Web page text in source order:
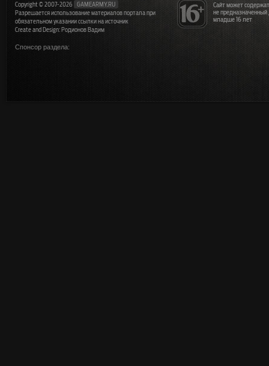
Сайт может
не
младше 16 лет
Copyright © 2007-2026
GAMEARMY.RU
Разрешается использование материалов портала при
обязательном указании ссылки на источник
Create and Design: Родионов Вадим
Спонсор раздела: